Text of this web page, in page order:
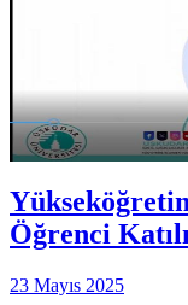
Öğrenci
23 Mayıs 2025